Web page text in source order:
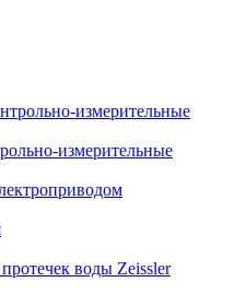
измерительные
воды Zeissler